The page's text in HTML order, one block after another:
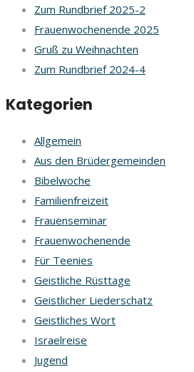
Zum Rundbrief 2025-2
Frauenwochenende 2025
Gruß zu Weihnachten
Zum Rundbrief 2024-4
Kategorien
Allgemein
Aus den Brüdergemeinden
Bibelwoche
Familienfreizeit
Frauenseminar
Frauenwochenende
Für Teenies
Geistliche Rüsttage
Geistlicher Liederschatz
Geistliches Wort
Israelreise
Jugend